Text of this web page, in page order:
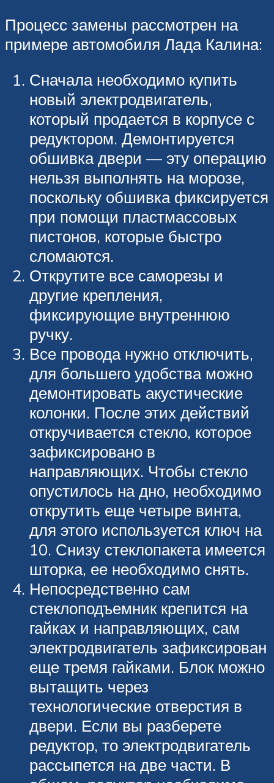
Процесс замены рассмотрен на
примере автомобиля Лада Калина:
Сначала необходимо купить
новый электродвигатель,
который продается в корпусе с
редуктором. Демонтируется
обшивка двери — эту операцию
нельзя выполнять на морозе,
поскольку обшивка фиксируется
при помощи пластмассовых
пистонов, которые быстро
сломаются.
Открутите все саморезы и
другие крепления,
фиксирующие внутреннюю
ручку.
Все провода нужно отключить,
для большего удобства можно
демонтировать акустические
колонки. После этих действий
откручивается стекло, которое
зафиксировано в
направляющих. Чтобы стекло
опустилось на дно, необходимо
открутить еще четыре винта,
для этого используется ключ на
10. Снизу стеклопакета имеется
шторка, ее необходимо снять.
Непосредственно сам
стеклоподъемник крепится на
гайках и направляющих, сам
электродвигатель зафиксирован
еще тремя гайками. Блок можно
вытащить через
технологические отверстия в
двери. Если вы разберете
редуктор, то электродвигатель
рассыпется на две части. В